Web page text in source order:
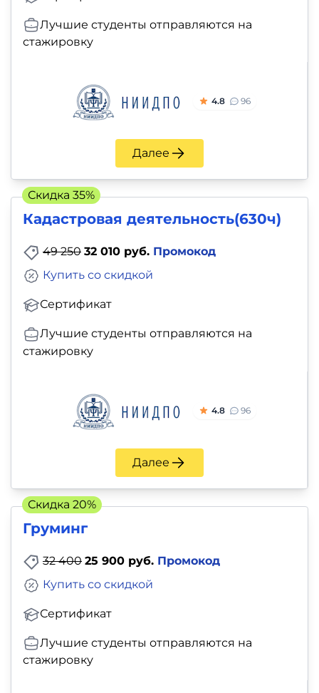
Лучшие студенты отправляются на
стажировку
4.8 96
Далее
Кадастровая деятельность(630ч)
49 250 32 010 руб. Промокод
Сертификат
Купить со скидкой
Лучшие студенты отправляются на
стажировку
4.8 96
Далее
Скидка 35%
Груминг
32 400 25 900 руб. Промокод
Сертификат
Купить со скидкой
Лучшие студенты отправляются на
стажировку
Скидка 20%